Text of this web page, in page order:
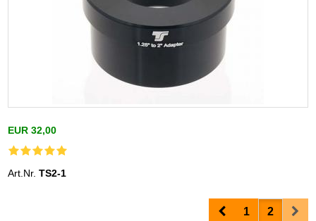
EUR 32,00
Art.Nr.TS2-1
Prev1 2